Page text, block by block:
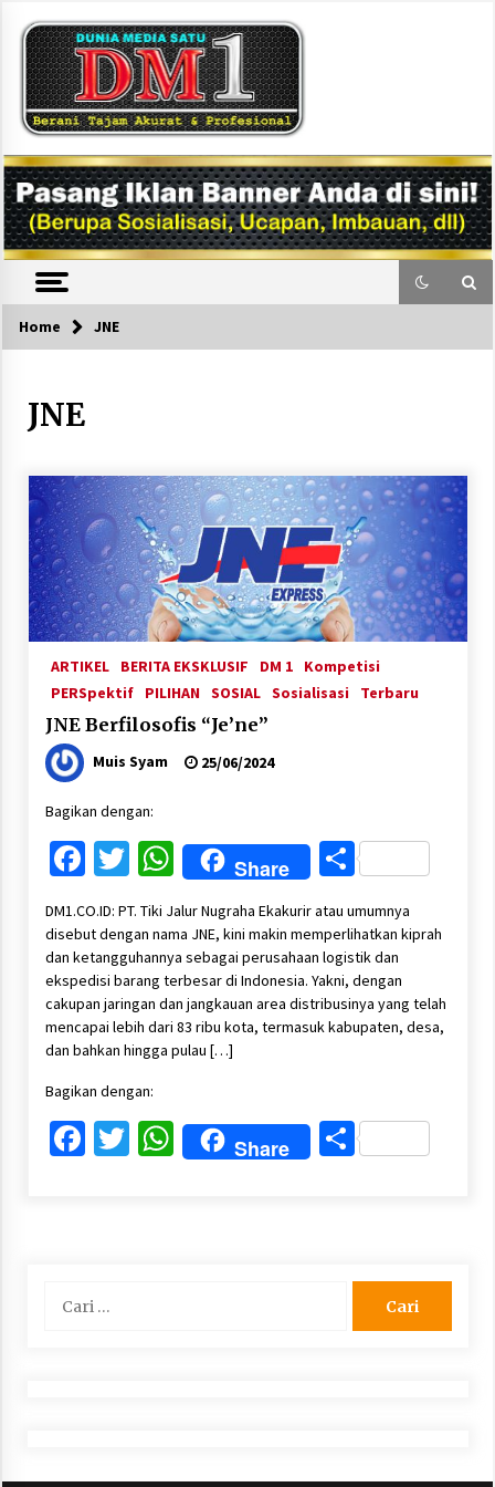
content
DM1
Home JNE
JNE
ARTIKEL BERITA EKSKLUSIF DM 1
Kompetisi
PERSpektif
PILIHAN SOSIAL Sosialisasi Terbaru
JNE Berfilosofis “Je’ne”
Muis Syam 25/06/2024
Bagikan dengan:
Facebook
Twitter
WhatsApp
Share Share
DM1.CO.ID: PT. Tiki Jalur Nugraha Ekakurir atau umumnya
disebut dengan nama JNE, kini makin memperlihatkan kiprah
dan ketangguhannya sebagai perusahaan logistik dan
ekspedisi barang terbesar di Indonesia. Yakni, dengan
cakupan jaringan dan jangkauan area distribusinya yang telah
mencapai lebih dari 83 ribu kota, termasuk kabupaten, desa,
dan bahkan hingga pulau […]
Bagikan dengan:
Facebook
Twitter
WhatsApp
Share Share
untuk: